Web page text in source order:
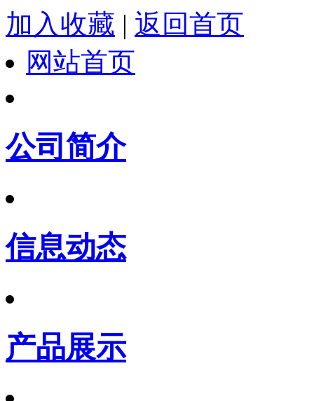
加入收藏 | 返回首页
网站首页
公司简介
信息动态
产品展示